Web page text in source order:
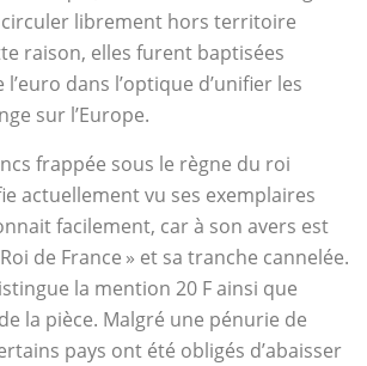
librement hors territoire
raison, elles furent baptisées
dans l’optique d’unifier les
sur l’Europe.
frappée sous le règne du roi
actuellement vu ses exemplaires
facilement, car à son avers est
de France » et sa tranche cannelée.
la mention 20 F ainsi que
la pièce. Malgré une pénurie de
pays ont été obligés d’abaisser